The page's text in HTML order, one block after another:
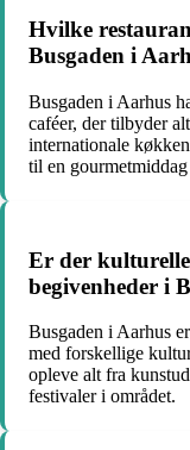
Hvilke
Busgaden i
Busgaden i Aarhus
caféer, der tilbyder
internationale
til en
Er der
begivenheder i
Busgaden i Aarhus
med forskellige
opleve alt fra
festivaler i området.